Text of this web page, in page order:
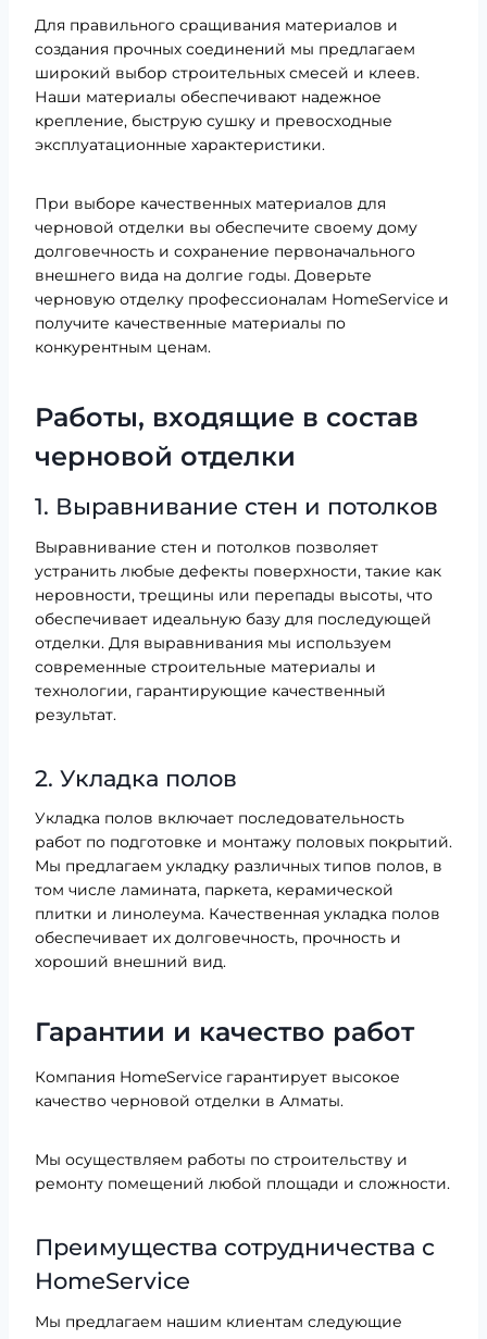
Для правильного сращивания материалов и
создания прочных соединений мы предлагаем
широкий выбор строительных смесей и клеев.
Наши материалы обеспечивают надежное
крепление, быструю сушку и превосходные
эксплуатационные характеристики.
При выборе качественных материалов для
черновой отделки вы обеспечите своему дому
долговечность и сохранение первоначального
внешнего вида на долгие годы. Доверьте
черновую отделку профессионалам HomeService и
получите качественные материалы по
конкурентным ценам.
Работы, входящие в состав
черновой отделки
1. Выравнивание стен и потолков
Выравнивание стен и потолков позволяет
устранить любые дефекты поверхности, такие как
неровности, трещины или перепады высоты, что
обеспечивает идеальную базу для последующей
отделки. Для выравнивания мы используем
современные строительные материалы и
технологии, гарантирующие качественный
результат.
2. Укладка полов
Укладка полов включает последовательность
работ по подготовке и монтажу половых покрытий.
Мы предлагаем укладку различных типов полов, в
том числе ламината, паркета, керамической
плитки и линолеума. Качественная укладка полов
обеспечивает их долговечность, прочность и
хороший внешний вид.
Гарантии и качество работ
Компания HomeService гарантирует высокое
качество черновой отделки в Алматы.
Мы осуществляем работы по строительству и
ремонту помещений любой площади и сложности.
Преимущества сотрудничества с
HomeService
Мы предлагаем нашим клиентам следующие